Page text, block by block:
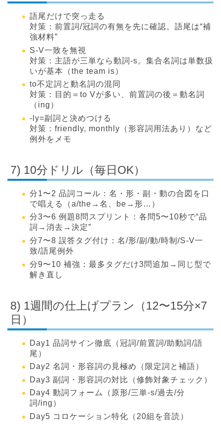
語尾だけで突っ走る
対策：前置詞/冠詞の有無を先に確認。語尾は“補
強材料”
S-V一致を無視
対策：主語が三単なら動詞-s。集合名詞は単数扱
いが基本（the team is）
to不定詞と動名詞の混同
対策：目的＝to Vが多い、前置詞の後＝動名詞
（ing）
-ly=副詞と決めつける
対策：friendly, monthly（形容詞用法あり）など
例外をメモ
7) 10分ドリル（毎日OK）
分1〜2 品詞コール：名・形・副・動の合図を口
で唱える（a/the→名、be→形…）
分3〜6 例題8問スプリント：各問5〜10秒で“品
詞→消去→決定”
分7〜8 誤答タグ付け：名/形/副/動/時制/S-V一
致/語尾例外
分9〜10 補強：最多タグだけ3問追加→同じ型で
解き直し
8) 1週間の仕上げプラン（12〜15分×7
日）
Day1 品詞サイン徹底（冠詞/前置詞/助動詞/語
尾）
Day2 名詞・形容詞の見極め（限定詞と補語）
Day3 副詞・形容詞の対比（修飾対象チェック）
Day4 動詞フォーム（原形/三単-s/過去/分
詞/ing）
Day5 コロケーション特化（20組を音読）